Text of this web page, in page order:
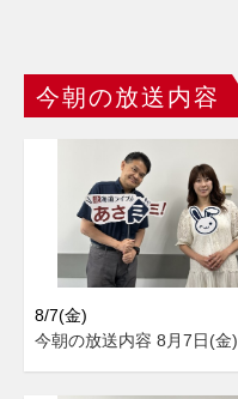
今朝の放送内容
8/7(金)
今朝の放送内容 8月7日(金)